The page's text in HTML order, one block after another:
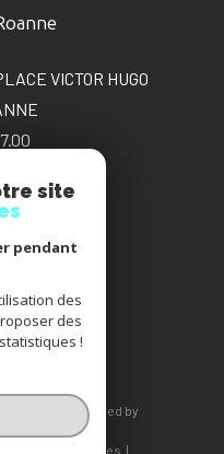
VICTOR HUGO
Traduction powered by
Mentions légales
site
pendant
des
des
!